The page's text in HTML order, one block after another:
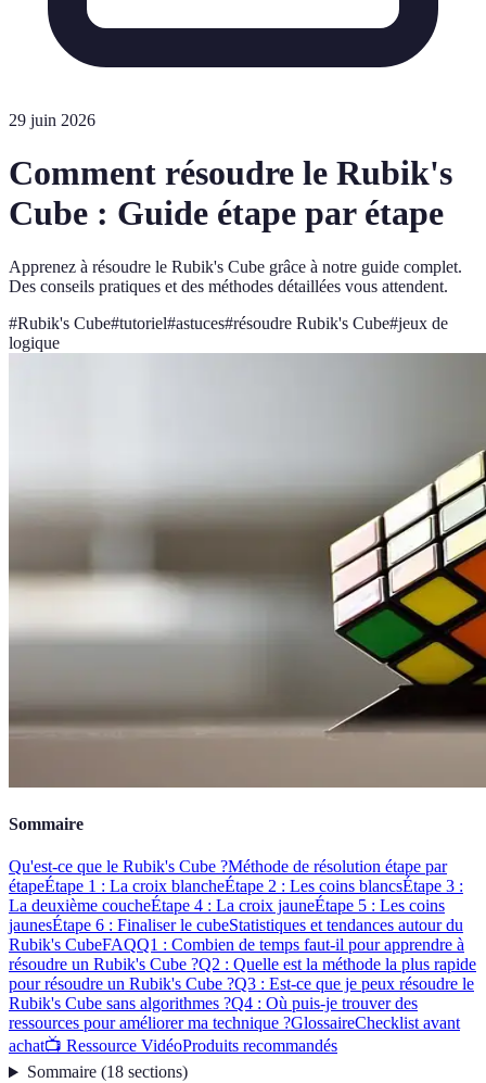
29 juin 2026
Comment résoudre le Rubik's
Cube : Guide étape par étape
Apprenez à résoudre le Rubik's Cube grâce à notre guide complet.
Des conseils pratiques et des méthodes détaillées vous attendent.
#Rubik's Cube#tutoriel#astuces#résoudre Rubik's Cube#jeux de
logique
Sommaire
Qu'est-ce que le Rubik's Cube ?Méthode de résolution étape par
étapeÉtape 1 : La croix blancheÉtape 2 : Les coins blancsÉtape 3 :
La deuxième coucheÉtape 4 : La croix jauneÉtape 5 : Les coins
jaunesÉtape 6 : Finaliser le cubeStatistiques et tendances autour du
Rubik's CubeFAQQ1 : Combien de temps faut-il pour apprendre à
résoudre un Rubik's Cube ?Q2 : Quelle est la méthode la plus rapide
pour résoudre un Rubik's Cube ?Q3 : Est-ce que je peux résoudre le
Rubik's Cube sans algorithmes ?Q4 : Où puis-je trouver des
ressources pour améliorer ma technique ?GlossaireChecklist avant
achat📺 Ressource VidéoProduits recommandés
Sommaire(18 sections)